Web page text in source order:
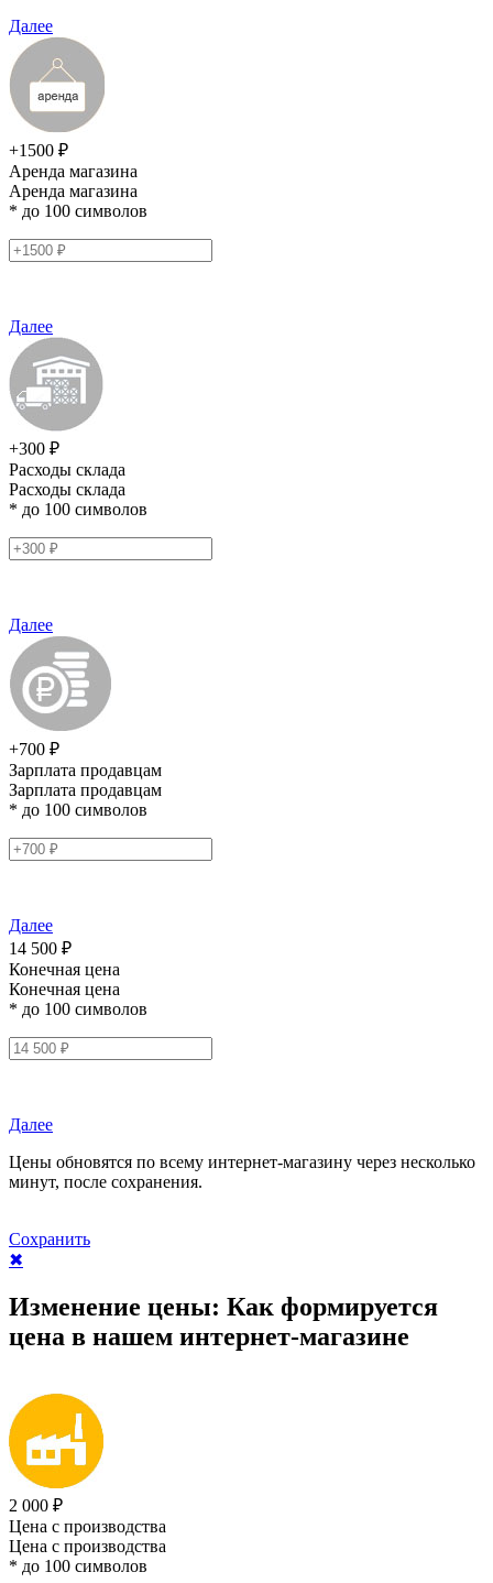
Далее
+1500 ₽
Аренда магазина
Аренда магазина
* до 100 символов
Далее
+300 ₽
Расходы склада
Расходы склада
* до 100 символов
Далее
+700 ₽
Зарплата продавцам
Зарплата продавцам
* до 100 символов
Далее
14 500 ₽
Конечная цена
Конечная цена
* до 100 символов
Далее
Цены обновятся по всему интернет-магазину через несколько
минут, после сохранения.
Сохранить
✖
Изменение цены: Как формируется
цена в нашем интернет-магазине
2 000 ₽
Цена с производства
Цена с производства
* до 100 символов